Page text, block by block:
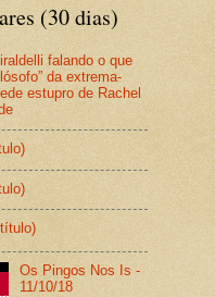
(30 dias)
falando o que
da extrema-
estupro de Rachel
Os Pingos Nos Is -
11/10/18